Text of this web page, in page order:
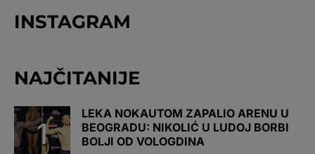
INSTAGRAM
NAJČITANIJE
LEKA NOKAUTOM ZAPALIO ARENU U
BEOGRADU: NIKOLIĆ U LUDOJ BORBI
BOLJI OD VOLOGDINA